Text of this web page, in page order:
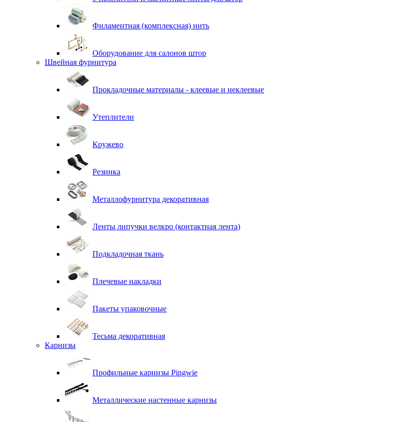
Филаментная (комплексная) нить
Оборудование для салонов штор
Швейная фурнитура
Прокладочные материалы - клеевые и неклеевые
Утеплители
Кружево
Резинка
Металлофурнитура декоративная
Ленты липучки велкро (контактная лента)
Подкладочная ткань
Плечевые накладки
Пакеты упаковочные
Тесьма декоративная
Карнизы
Профильные карнизы Pingwie
Металлические настенные карнизы